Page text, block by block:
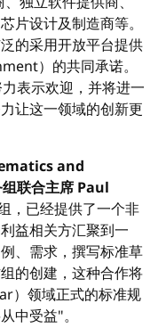
片设计及制造商等。
的采用开放平台提供
）的共同承诺。
表示欢迎，并将进一
让这一领域的创新更
and
联合主席 Paul
，已经提供了一个非
益相关方汇聚到一
、需求，撰写标准草
的创建，这种合作将
）领域正式的标准规
中受益"。